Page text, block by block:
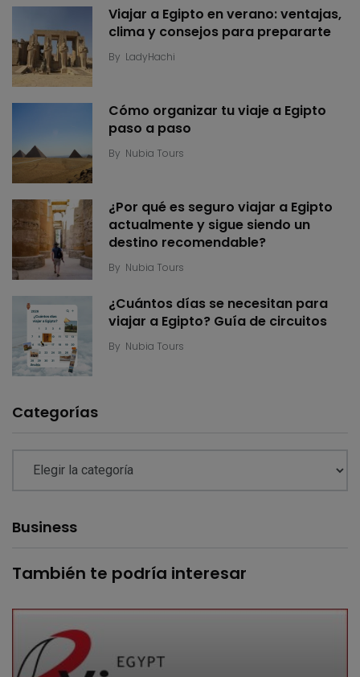
Viajar a Egipto en verano: ventajas,
clima y consejos para prepararte
By LadyHachi
Cómo organizar tu viaje a Egipto
paso a paso
By Nubia Tours
¿Por qué es seguro viajar a Egipto
actualmente y sigue siendo un
destino recomendable?
By Nubia Tours
¿Cuántos días se necesitan para
viajar a Egipto? Guía de circuitos
By Nubia Tours
Categorías
Business
También te podría interesar